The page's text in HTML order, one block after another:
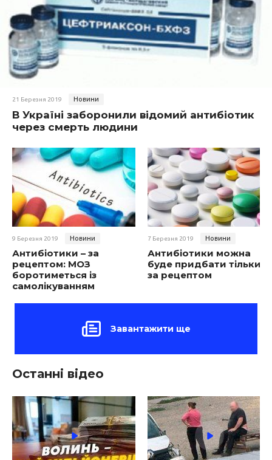
21 Березня 2019 Новини
В Україні заборонили відомий антибіотик
через смерть людини
9 Березня 2019 Новини
Антибіотики – за
рецептом: МОЗ
боротиметься із
самолікуванням
7 Березня 2019 Новини
Антибіотики можна
буде придбати тільки
за рецептом
Завантажити ще
Останні відео